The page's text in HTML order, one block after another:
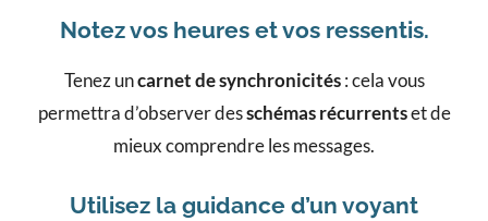
Notez vos heures et vos ressentis.
Tenez uncarnet de synchronicités: cela vous
permettra d’observer desschémas récurrentset de
mieux comprendre les messages.
Utilisez la guidance d’un voyant